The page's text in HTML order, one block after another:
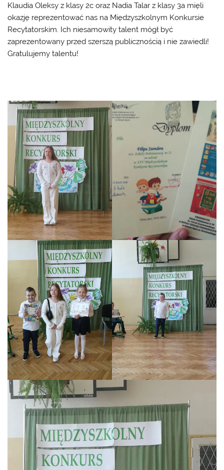
Klaudia Oleksy z klasy 2c oraz Nadia Talar z klasy 3a mięli
okazję reprezentować nas na Międzyszkolnym Konkursie
Recytatorskim. Ich niesamowity talent mógł być
zaprezentowany przed szerszą publicznością i nie zawiedli!
Gratulujemy talentu!